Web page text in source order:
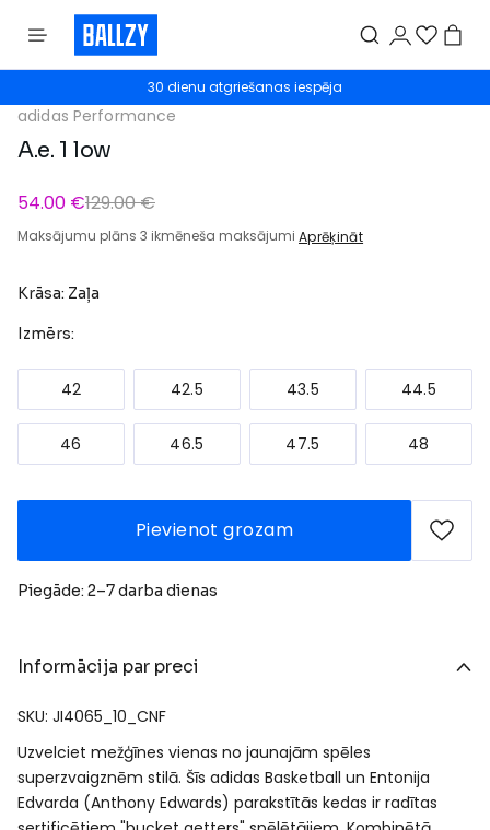
30 dienu atgriešanas iespēja
adidas Performance
A.e. 1 low
54.00 €129.00 €
Maksājumu plāns 3 ikmēneša maksājumi Aprēķināt
Krāsa: Zaļa
Izmērs:
42 42.5 43.5 44.5
46 46.5 47.5 48
Pievienot grozam
Piegāde: 2–7 darba dienas
Informācija par preci
SKU: JI4065_10_CNF
Uzvelciet mežģīnes vienas no jaunajām spēles
superzvaigznēm stilā. Šīs adidas Basketball un Entonija
Edvarda (Anthony Edwards) parakstītās kedas ir radītas